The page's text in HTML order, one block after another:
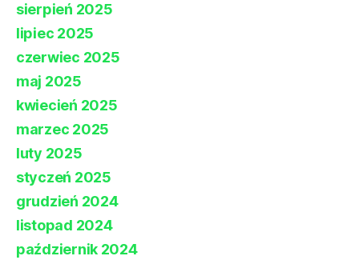
sierpień 2025
lipiec 2025
czerwiec 2025
maj 2025
kwiecień 2025
marzec 2025
luty 2025
styczeń 2025
grudzień 2024
listopad 2024
październik 2024